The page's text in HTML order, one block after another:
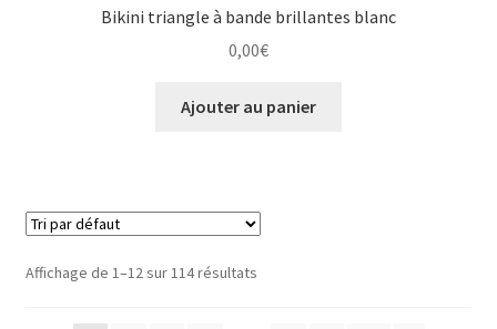
Bikini triangle à bande brillantes blanc
0,00€
Ajouter au panier
Affichage de 1–12 sur 114 résultats